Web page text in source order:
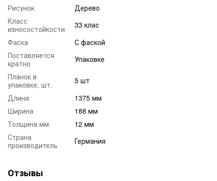
Рисунок
Дерево
Класс
износостойкости
33 клас
Фаска
С фаской
Поставляется
кратно
Упаковке
Планок в
упаковке, шт.
5 шт
Длина
1375 мм
Ширина
188 мм
Толщина мм
12 мм
Страна
производитель
Германия
Отзывы